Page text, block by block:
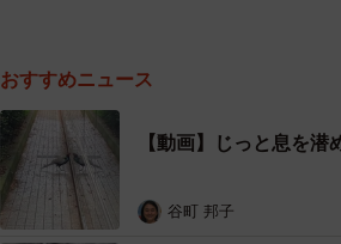
おすすめニュース
【動画】じっと息を
谷町 邦子